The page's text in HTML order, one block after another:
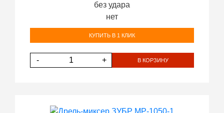
без удара
нет
КУПИТЬ В 1 КЛИК
- + В КОРЗИНУ